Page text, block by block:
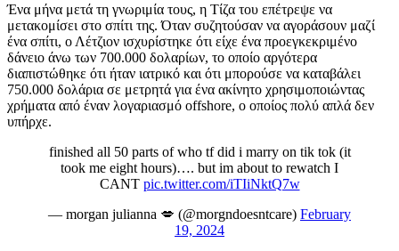
Ένα μήνα μετά τη γνωριμία τους, η Τίζα του επέτρεψε να
μετακομίσει στο σπίτι της. Όταν συζητούσαν να αγοράσουν μαζί
ένα σπίτι, ο Λέτζιον ισχυρίστηκε ότι είχε ένα προεγκεκριμένο
δάνειο άνω των 700.000 δολαρίων, το οποίο αργότερα
διαπιστώθηκε ότι ήταν ιατρικό και ότι μπορούσε να καταβάλει
750.000 δολάρια σε μετρητά για ένα ακίνητο χρησιμοποιώντας
χρήματα από έναν λογαριασμό offshore, ο οποίος πολύ απλά δεν
υπήρχε.
finished all 50 parts of who tf did i marry on tik tok (it
took me eight hours)…. but im about to rewatch I
CANT pic.twitter.com/iTIiNktQ7w
— morgan julianna 💋 (@morgndoesntcare) February
19, 2024